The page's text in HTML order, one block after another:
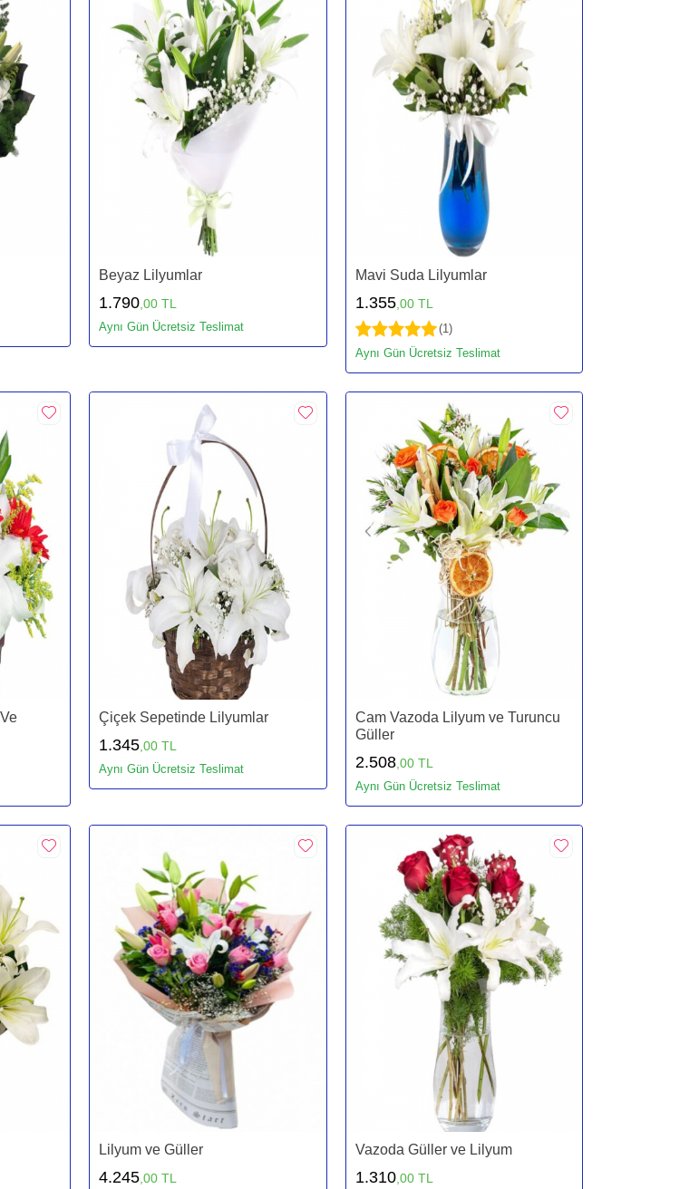
Beyaz Lilyumlar
1.790 ,00 TL
Aynı Gün Ücretsiz Teslimat
Mavi Suda Lilyumlar
1.355,00 TL
(1)
Aynı Gün Ücretsiz Teslimat
Çiçek Sepetinde Lilyumlar
1.345 ,00 TL
Aynı Gün Ücretsiz Teslimat
Cam Vazoda Lilyum ve Turuncu
Güller
2.508,00 TL
Aynı Gün Ücretsiz Teslimat
Lilyum ve Güller
4.245 ,00 TL
Vazoda Güller ve Lilyum
1.310,00 TL